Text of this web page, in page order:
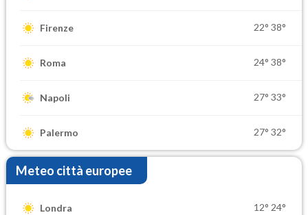
Firenze 22° 38°
Roma 24° 38°
Napoli 27° 33°
Palermo 27° 32°
Meteo città europee
Londra 12° 24°